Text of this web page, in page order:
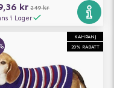
kr 249 kr
i Lager
KAMPANJ
20% RABATT